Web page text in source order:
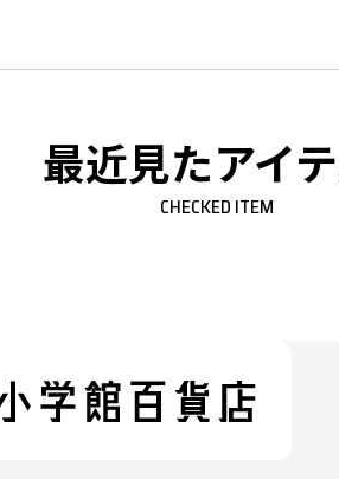
最近見たアイ
CHECKED ITEM